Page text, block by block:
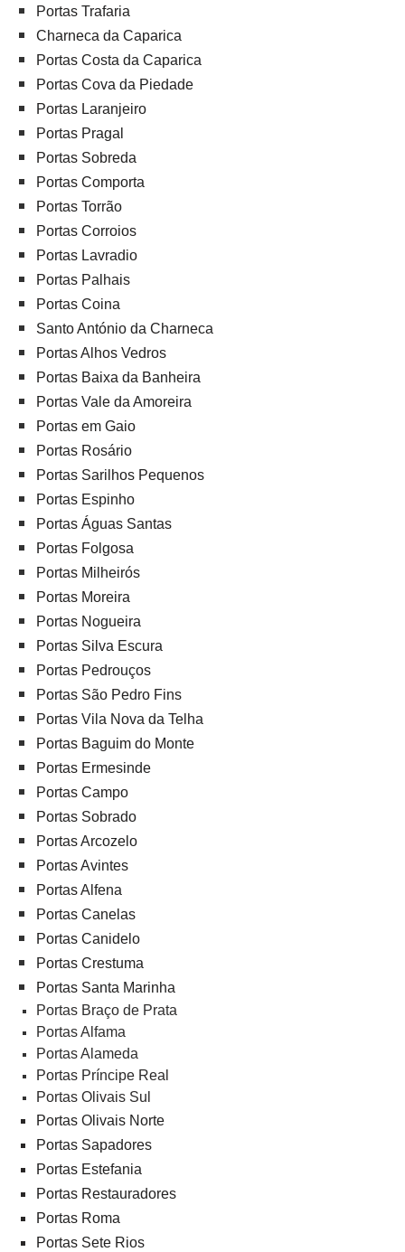
Portas Trafaria
Charneca da Caparica
Portas Costa da Caparica
Portas Cova da Piedade
Portas Laranjeiro
Portas Pragal
Portas Sobreda
Portas Comporta
Portas Torrão
Portas Corroios
Portas Lavradio
Portas Palhais
Portas Coina
Santo António da Charneca
Portas Alhos Vedros
Portas Baixa da Banheira
Portas Vale da Amoreira
Portas em Gaio
Portas Rosário
Portas Sarilhos Pequenos
Portas Espinho
Portas Águas Santas
Portas Folgosa
Portas Milheirós
Portas Moreira
Portas Nogueira
Portas Silva Escura
Portas Pedrouços
Portas São Pedro Fins
Portas Vila Nova da Telha
Portas Baguim do Monte
Portas Ermesinde
Portas Campo
Portas Sobrado
Portas Arcozelo
Portas Avintes
Portas Alfena
Portas Canelas
Portas Canidelo
Portas Crestuma
Portas Santa Marinha
Portas Braço de Prata
Portas Alfama
Portas Alameda
Portas Príncipe Real
Portas Olivais Sul
Portas Olivais Norte
Portas Sapadores
Portas Estefania
Portas Restauradores
Portas Roma
Portas Sete Rios